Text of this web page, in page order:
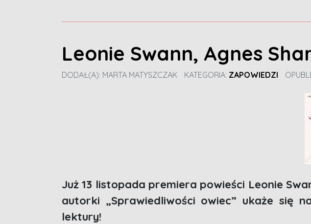
Leonie Swann, Agnes
DODAŁ(A): MARTA MATYSZCZAK KATEGORIA: ZAPOWIEDZI
Już 13 listopada premiera powieści Leonie
autorki „Sprawiedliwości owiec” ukaże się
lektury!